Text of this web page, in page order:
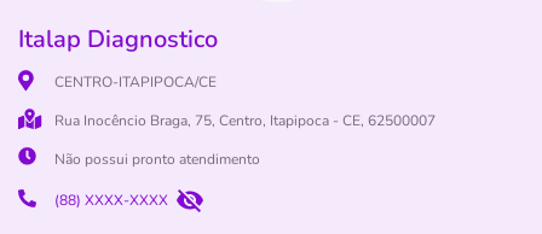
Italap Diagnostico
CENTRO-ITAPIPOCA/CE
Rua Inocêncio Braga, 75, Centro, Itapipoca - CE, 62500007
Não possui pronto atendimento
(88) XXXX-XXXX